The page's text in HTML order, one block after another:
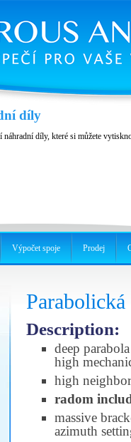
díly
díly, které si můžete
Description:
deep
high
high
radom
massive
azimuth
Výpočet spoje Prodej